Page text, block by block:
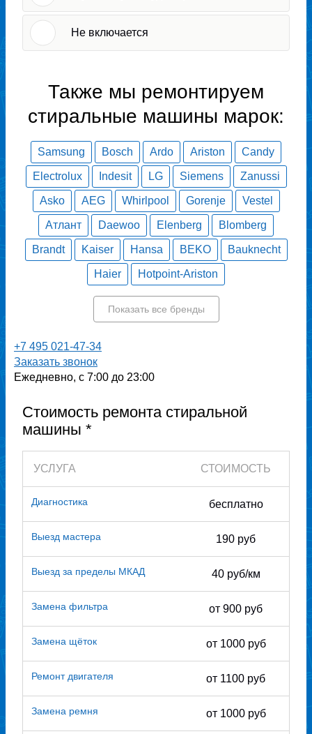
Не включается
Также мы ремонтируем
стиральные машины марок:
Samsung Bosch Ardo Ariston Candy
Electrolux Indesit LG Siemens Zanussi
Asko AEG Whirlpool Gorenje Vestel
Атлант Daewoo Elenberg Blomberg
Brandt Kaiser Hansa BEKO Bauknecht
Haier Hotpoint-Ariston
Показать все бренды
+7 495 021-47-34
Заказать звонок
Ежедневно, с 7:00 до 23:00
Стоимость ремонта стиральной
машины *
УСЛУГА СТОИМОСТЬ
Диагностика бесплатно
Выезд мастера 190 руб
Выезд за пределы МКАД 40 руб/км
Замена фильтра от 900 руб
Замена щёток от 1000 руб
Ремонт двигателя от 1100 руб
Замена ремня от 1000 руб